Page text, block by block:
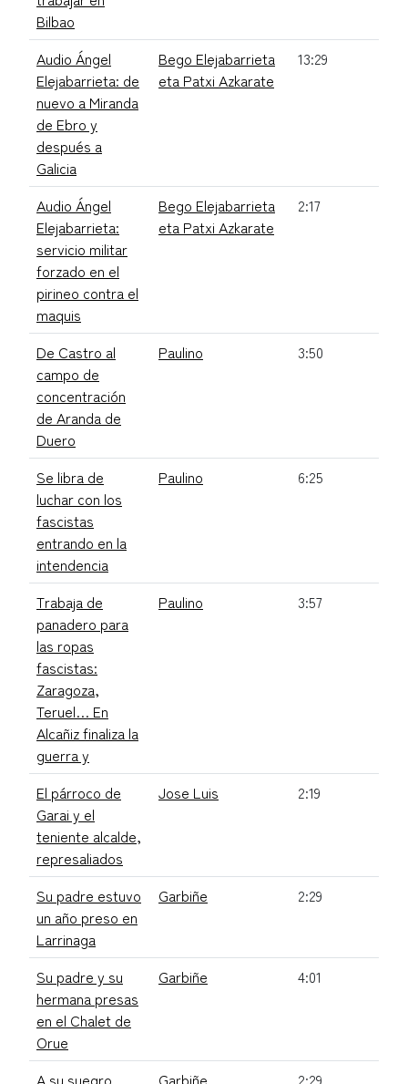
Bilbao
Audio Ángel
Elejabarrieta: de
nuevo a Miranda
de Ebro y
después a
Galicia
Bego Elejabarrieta
eta Patxi Azkarate
13:29
Audio Ángel
Elejabarrieta:
servicio militar
forzado en el
pirineo contra el
maquis
Bego Elejabarrieta
eta Patxi Azkarate
2:17
De Castro al
campo de
concentración
de Aranda de
Duero
Paulino 3:50
Se libra de
luchar con los
fascistas
entrando en la
intendencia
Paulino 6:25
Trabaja de
panadero para
las ropas
fascistas:
Zaragoza,
Teruel… En
Alcañiz finaliza la
guerra y
Paulino 3:57
El párroco de
Garai y el
teniente alcalde,
represaliados
Jose Luis 2:19
Su padre estuvo
un año preso en
Larrinaga
Garbiñe 2:29
Su padre y su
hermana presas
en el Chalet de
Orue
Garbiñe 4:01
A su suegro
Garbiñe 2:29